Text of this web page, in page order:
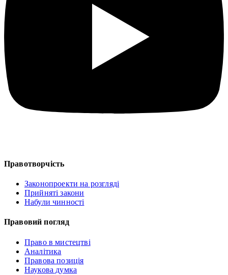
Правотворчість
Законопроекти на розгляді
Прийняті закони
Набули чинності
Правовий погляд
Право в мистецтві
Аналітика
Правова позиція
Наукова думка